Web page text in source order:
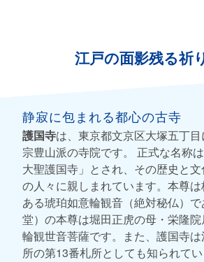
江戸の面影残る祈
静寂に包まれる都心の古寺
護国寺は、東京都文京区大塚五丁
宗豊山派の寺院です。 正式な名称
大聖護国寺」とされ、その歴史と文
の人々に親しまれています。本尊
ある琥珀如意輪観音（絶対秘仏）
堂）の本尊は堀田正虎の母・栄隆
輪観世音菩薩です。また、護国寺
所の第13番札所としても知られてい